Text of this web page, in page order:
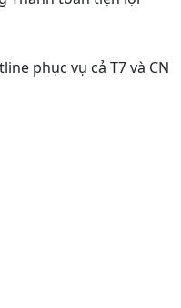
phục vụ cả T7 và CN